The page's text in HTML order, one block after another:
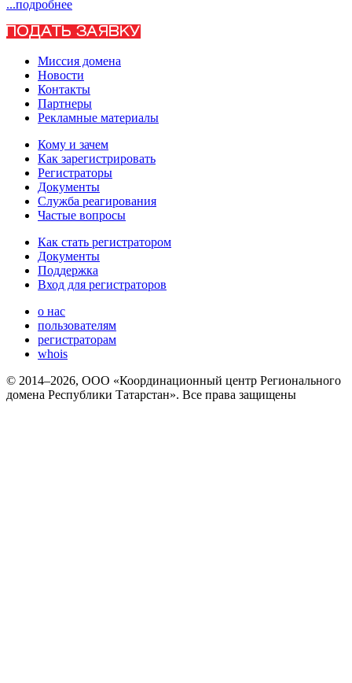
...подробнее
Миссия домена
Новости
Контакты
Партнеры
Рекламные материалы
Кому и зачем
Как зарегистрировать
Регистраторы
Документы
Служба реагирования
Частые вопросы
Как стать регистратором
Документы
Поддержка
Вход для регистраторов
о нас
пользователям
регистраторам
whois
© 2014–2026, ООО «Координационный центр Регионального
домена Республики Татарстан». Все права защищены